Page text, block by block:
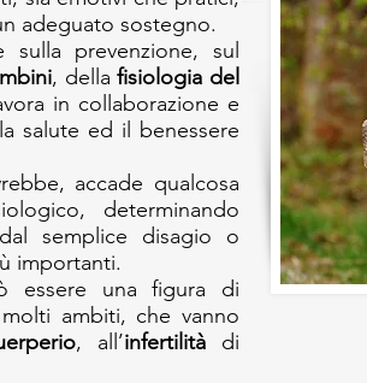
adeguato sostegno.
prevenzione, sul
, dellafisiologia del
in collaborazione e
salute ed il benessere
accade qualcosa
determinando
semplice disagio o
importanti.
essere una figura di
ambiti, che vanno
, all’infertilità di